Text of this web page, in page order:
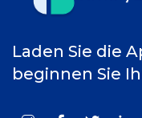
Laden Sie die
beginnen Sie